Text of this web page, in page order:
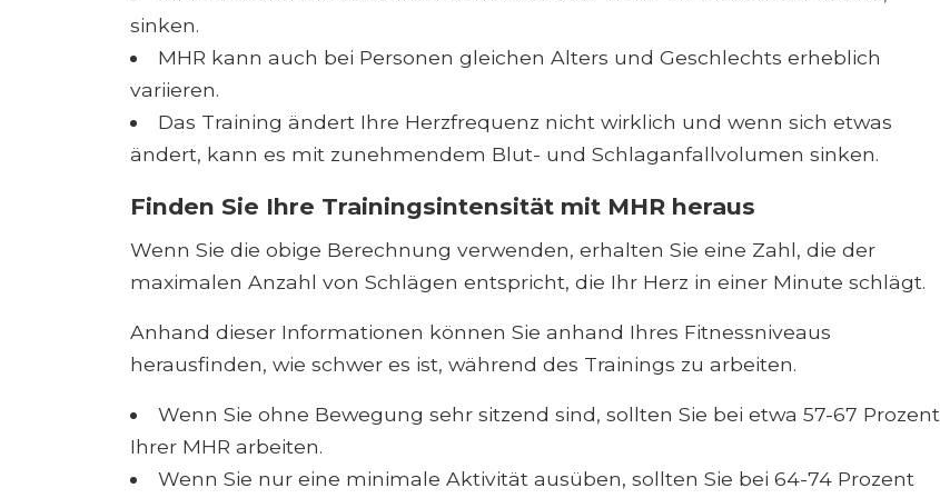
sinken.
MHR kann auch bei Personen gleichen Alters und Geschlechts erheblich
variieren.
Das Training ändert Ihre Herzfrequenz nicht wirklich und wenn sich etwas
ändert, kann es mit zunehmendem Blut- und Schlaganfallvolumen sinken.
Finden Sie Ihre Trainingsintensität mit MHR heraus
Wenn Sie die obige Berechnung verwenden, erhalten Sie eine Zahl, die der
maximalen Anzahl von Schlägen entspricht, die Ihr Herz in einer Minute schlägt.
Anhand dieser Informationen können Sie anhand Ihres Fitnessniveaus
herausfinden, wie schwer es ist, während des Trainings zu arbeiten.
Wenn Sie ohne Bewegung sehr sitzend sind, sollten Sie bei etwa 57-67 Prozent
Ihrer MHR arbeiten.
Wenn Sie nur eine minimale Aktivität ausüben, sollten Sie bei 64-74 Prozent